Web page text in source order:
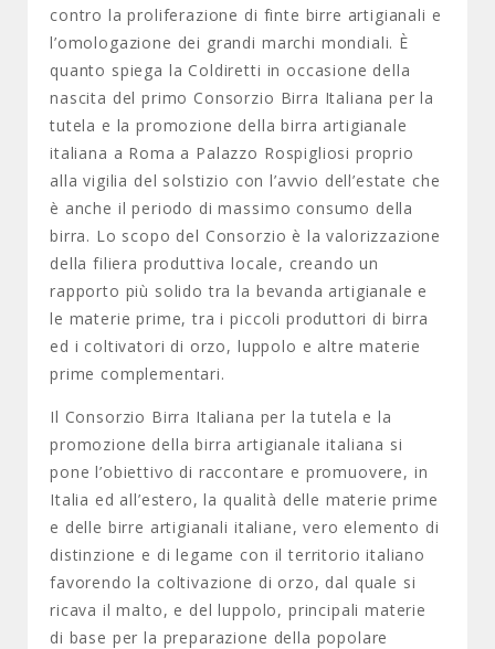
contro la proliferazione di finte birre artigianali e
l’omologazione dei grandi marchi mondiali. È
quanto spiega la Coldiretti in occasione della
nascita del primo Consorzio Birra Italiana per la
tutela e la promozione della birra artigianale
italiana a Roma a Palazzo Rospigliosi proprio
alla vigilia del solstizio con l’avvio dell’estate che
è anche il periodo di massimo consumo della
birra. Lo scopo del Consorzio è la valorizzazione
della filiera produttiva locale, creando un
rapporto più solido tra la bevanda artigianale e
le materie prime, tra i piccoli produttori di birra
ed i coltivatori di orzo, luppolo e altre materie
prime complementari.
Il Consorzio Birra Italiana per la tutela e la
promozione della birra artigianale italiana si
pone l’obiettivo di raccontare e promuovere, in
Italia ed all’estero, la qualità delle materie prime
e delle birre artigianali italiane, vero elemento di
distinzione e di legame con il territorio italiano
favorendo la coltivazione di orzo, dal quale si
ricava il malto, e del luppolo, principali materie
di base per la preparazione della popolare